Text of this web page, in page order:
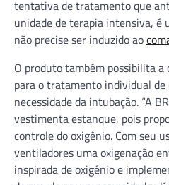
tentativa de tratamento que
unidade de terapia intensiva, é
não precise ser induzido ao
O produto também possibilita
para o tratamento individual de
necessidade da intubação. “A
vestimenta estanque, pois
controle do oxigênio. Com seu
ventiladores uma oxigenação
inspirada de oxigênio e